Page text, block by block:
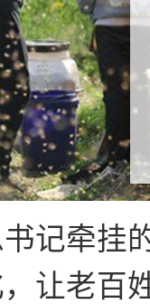
记牵挂
让老百